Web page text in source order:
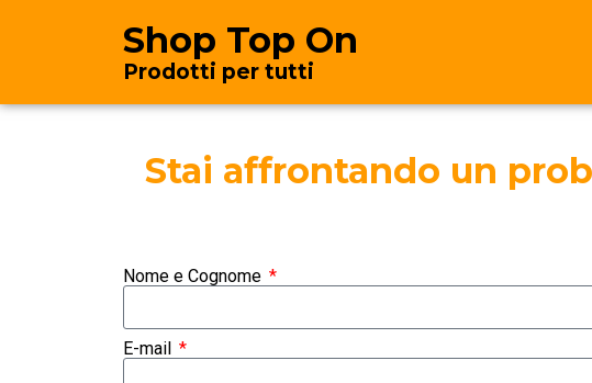
Shop Top On
Prodotti per tutti
Stai affrontando un
Nome e Cognome
E-mail